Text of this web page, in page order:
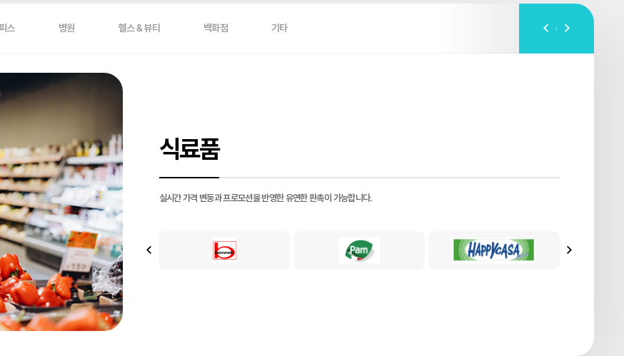
스 병원 헬스 & 뷰티 백화점 기타
식료품
실시간 가격 변동과 프로모션을 반영한 유연한 판촉이 가능합니다.